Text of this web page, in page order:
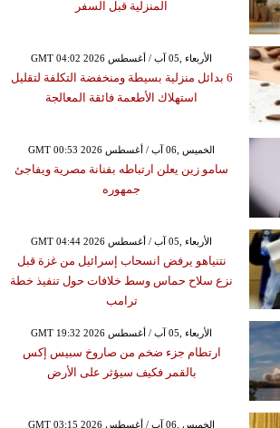
المنزلية قبل السفر
GMT 04:02 2026 الأربعاء ,05 آب / أغسطس
6 بدائل منزلية بسيطة ومنخفضة التكلفة لتقليل
استهلاك الأطعمة فائقة المعالجة
GMT 00:53 2026 الخميس ,06 آب / أغسطس
سامو زين يعلن ارتباطه بفنانة مصرية ويفاجئ
جمهوره
GMT 04:44 2026 الأربعاء ,05 آب / أغسطس
نتنياهو يرفض انسحاب إسرائيل من غزة قبل
نزع سلاح حماس وسط خلافات حول تنفيذ خطة
ترامب
GMT 19:32 2026 الأربعاء ,05 آب / أغسطس
ارتطام جزء ضخم من صاروخ سبيس إكس
بالقمر فكيف سيؤثر على الأرض
GMT 03:15 2026 الخميس ,06 آب / أغسطس